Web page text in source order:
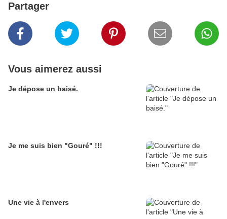
Partager
Vous aimerez aussi
Je dépose un baisé.
Je me suis bien "Gouré" !!!
Une vie à l'envers